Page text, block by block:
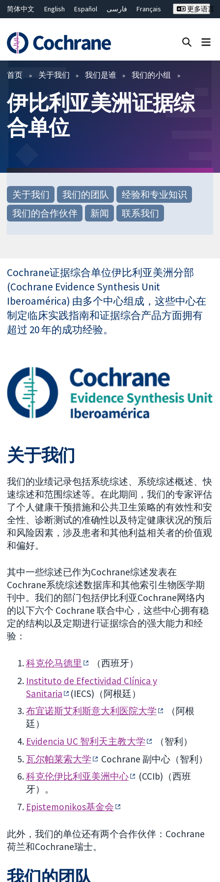
简体中文 English Español فارسی
Français
ไทย
繁體中文
更多语言
过滤 Close search ✖
首页 关于我们 我们是谁 我们的小组
伊比利亚美洲证据综
合单位
关于我们 我们的团队
经验和专业知识
我们的合作伙伴
新闻 联系我们
Cochrane证据综合单位伊比利亚美洲分部
(Cochrane Evidence Synthesis Unit
Iberoamérica) 由多个中心组成，这些中心在
制定临床实践指南和证据综合产品方面拥有
超过 20 年的成功经验。
关于我们
我们的业绩记录包括系统综述、系统综述概述、快
速综述和范围综述等。在此期间，我们的专家评估
了个人健康干预措施和公共卫生策略的有效性和安
全性、诊断测试的准确性以及特定健康状况的预后
和风险因素，涉及患者和其他利益相关者的价值观
和偏好。
其中一些综述已作为Cochrane综述发表在
Cochrane系统综述数据库和其他索引生物医学期
刊中。我们的部门包括伊比利亚Cochrane网络内
的以下六个 Cochrane 联合中心，这些中心拥有稳
定的结构以及定期进行证据综合的强大能力和经
验：
科克伦马德里
（西班牙）
Instituto de Efectividad Clínica y
Sanitaria
(IECS)（阿根廷）
布宜诺斯艾利斯意大利医院大学
（阿根
廷）
Evidencia UC 智利天主教大学
（智利）
瓦尔帕莱索大学
Cochrane 副中心（智利）
科克伦伊比利亚美洲中心
(CCIb)（西班
牙）。
Epistemonikos基金会
此外，我们的单位还有两个合作伙伴：Cochrane
荷兰和Cochrane瑞士。
我们的团队